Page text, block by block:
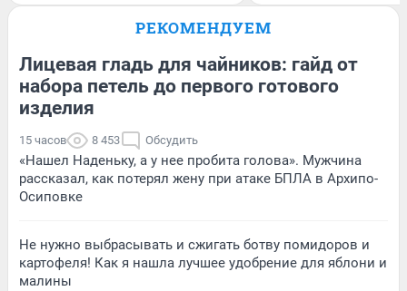
РЕКОМЕНДУЕМ
Лицевая гладь для чайников: гайд от
набора петель до первого готового
изделия
15 часов 8 453 Обсудить
«Нашел Наденьку, а у нее пробита голова». Мужчина
рассказал, как потерял жену при атаке БПЛА в Архипо-
Осиповке
Не нужно выбрасывать и сжигать ботву помидоров и
картофеля! Как я нашла лучшее удобрение для яблони и
малины